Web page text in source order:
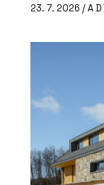
23. 7. 2026 /